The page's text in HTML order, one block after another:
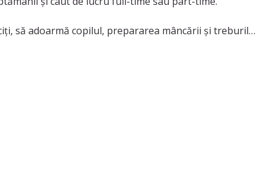
să adoarmă copilul, prepararea mâncării și treburile
pe care i-am crescut singura.